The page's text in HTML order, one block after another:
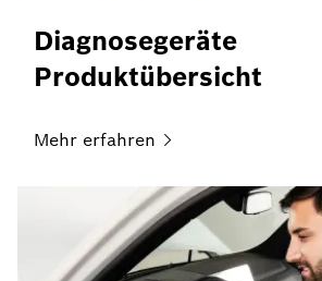
Diagnosegeräte
Produktübersicht
Mehr erfahren